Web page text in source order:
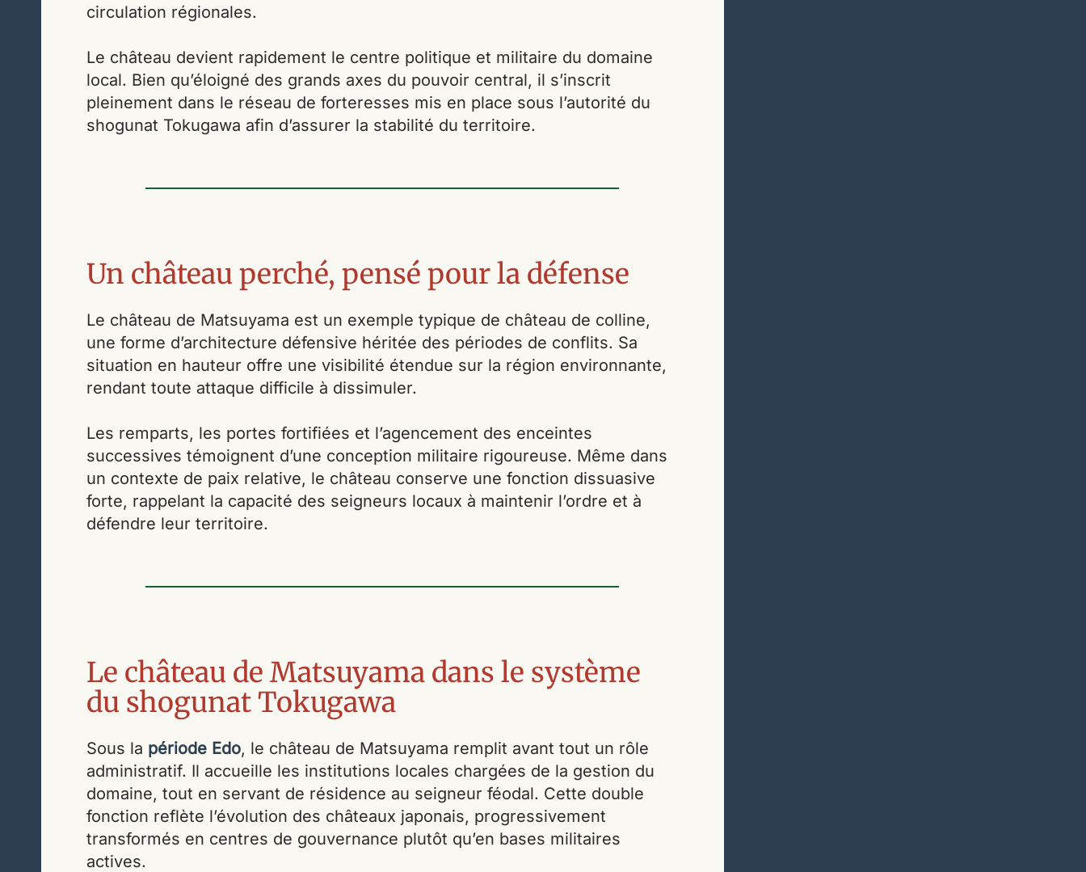
circulation régionales.
Le château devient rapidement le centre politique et militaire du domaine
local. Bien qu’éloigné des grands axes du pouvoir central, il s’inscrit
pleinement dans le réseau de forteresses mis en place sous l’autorité du
shogunat Tokugawa afin d’assurer la stabilité du territoire.
Un château perché, pensé pour la défense
Le château de Matsuyama est un exemple typique de château de colline,
une forme d’architecture défensive héritée des périodes de conflits. Sa
situation en hauteur offre une visibilité étendue sur la région environnante,
rendant toute attaque difficile à dissimuler.
Les remparts, les portes fortifiées et l’agencement des enceintes
successives témoignent d’une conception militaire rigoureuse. Même dans
un contexte de paix relative, le château conserve une fonction dissuasive
forte, rappelant la capacité des seigneurs locaux à maintenir l’ordre et à
défendre leur territoire.
Le château de Matsuyama dans le système
du shogunat Tokugawa
Sous la période Edo, le château de Matsuyama remplit avant tout un rôle
administratif. Il accueille les institutions locales chargées de la gestion du
domaine, tout en servant de résidence au seigneur féodal. Cette double
fonction reflète l’évolution des châteaux japonais, progressivement
transformés en centres de gouvernance plutôt qu’en bases militaires
actives.